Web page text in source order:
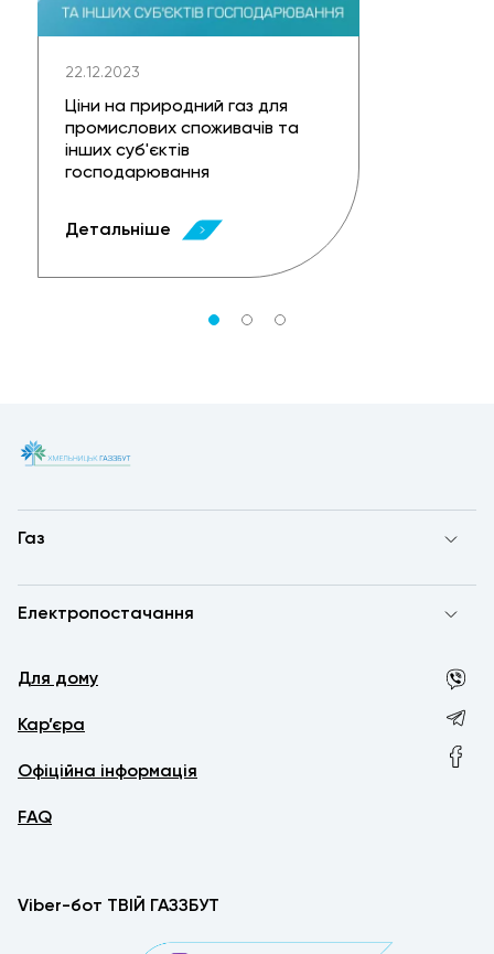
22.12.2023
Ціни на природний газ для
промислових споживачів та
інших суб'єктів
господарювання
Детальніше
Газ
Електропостачання
Для дому
Кар’єра
Офіційна інформація
FAQ
Viber-бот ТВІЙ ГАЗЗБУТ